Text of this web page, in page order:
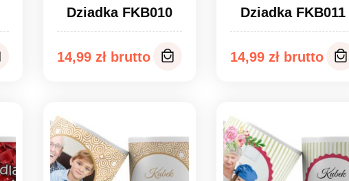
Dziadka FKB010
14,99 zł
Dziadka FKB011
14,99 zł